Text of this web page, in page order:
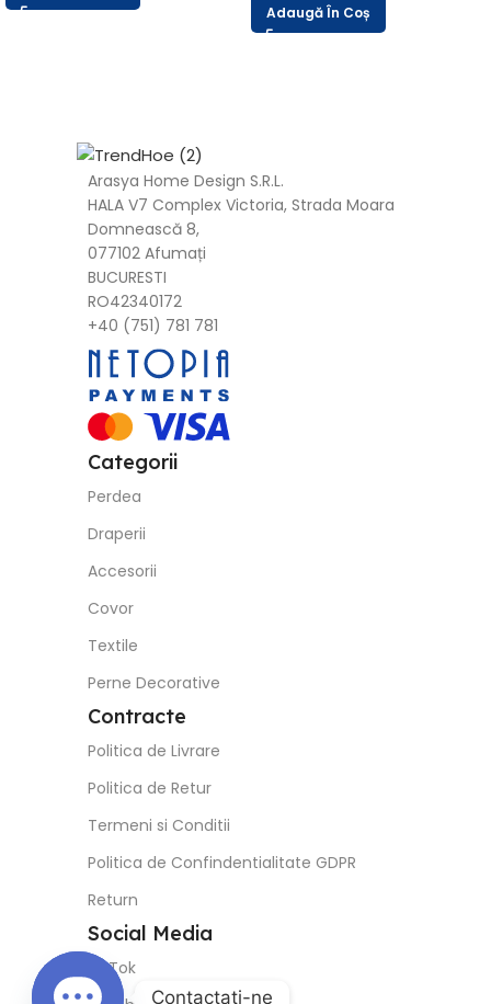
Adaugă În Coș
Arasya Home Design S.R.L.
HALA V7 Complex Victoria, Strada Moara
Domnească 8,
077102 Afumați
BUCURESTI
RO42340172
+40 (751) 781 781
Categorii
Perdea
Draperii
Accesorii
Covor
Textile
Perne Decorative
Contracte
Politica de Livrare
Politica de Retur
Termeni si Conditii
Politica de Confindentialitate GDPR
Return
Social Media
TikTok
Contactaţi-ne